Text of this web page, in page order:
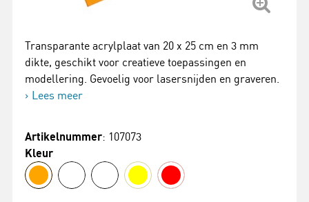
Transparante acrylplaat van 20 x 25 cm en 3 mm
dikte, geschikt voor creatieve toepassingen en
modellering. Gevoelig voor lasersnijden en graveren.
Lees meer
Artikelnummer: 107073
Kleur